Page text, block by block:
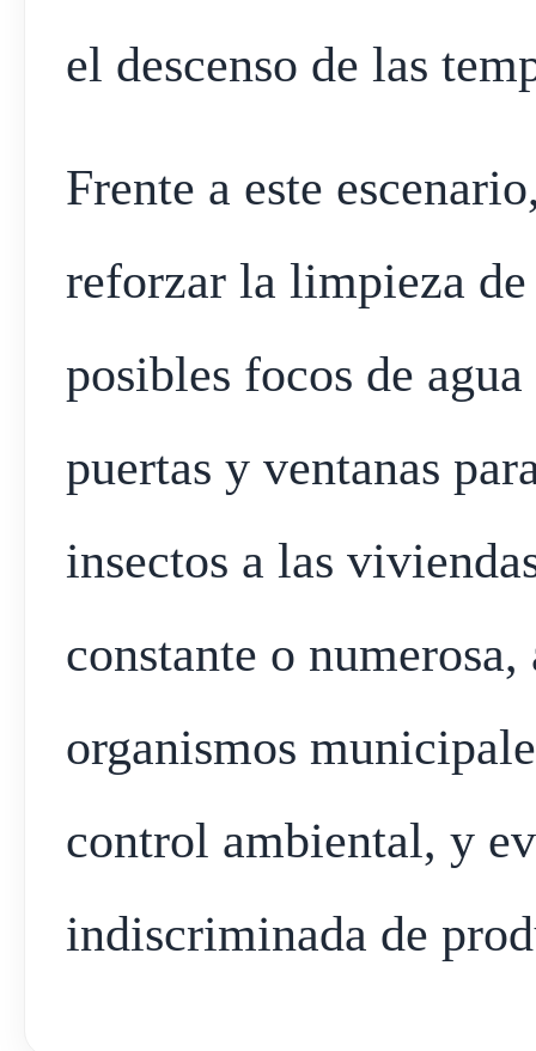
el descenso de las
Frente a este
reforzar la limpieza
posibles focos de
puertas y ventanas
insectos a las
constante o
organismos
control ambiental, y
indiscriminada de